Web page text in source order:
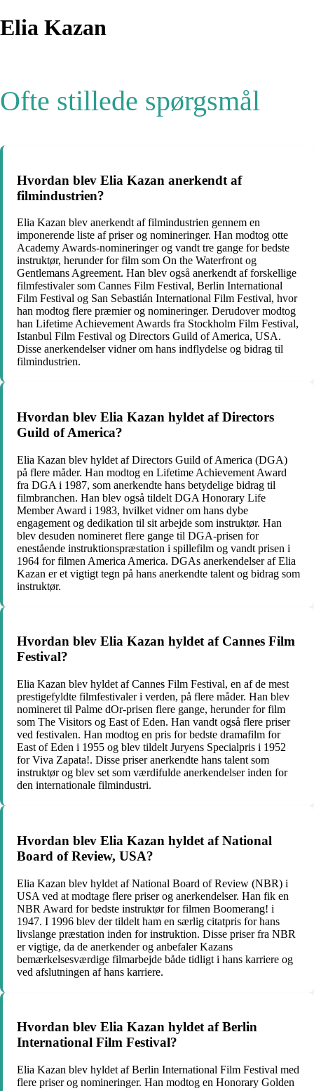
Elia Kazan
Ofte stillede spørgsmål
Hvordan blev Elia Kazan anerkendt af
filmindustrien?
Elia Kazan blev anerkendt af filmindustrien gennem en
imponerende liste af priser og nomineringer. Han modtog otte
Academy Awards-nomineringer og vandt tre gange for bedste
instruktør, herunder for film som On the Waterfront og
Gentlemans Agreement. Han blev også anerkendt af forskellige
filmfestivaler som Cannes Film Festival, Berlin International
Film Festival og San Sebastián International Film Festival, hvor
han modtog flere præmier og nomineringer. Derudover modtog
han Lifetime Achievement Awards fra Stockholm Film Festival,
Istanbul Film Festival og Directors Guild of America, USA.
Disse anerkendelser vidner om hans indflydelse og bidrag til
filmindustrien.
Hvordan blev Elia Kazan hyldet af Directors
Guild of America?
Elia Kazan blev hyldet af Directors Guild of America (DGA)
på flere måder. Han modtog en Lifetime Achievement Award
fra DGA i 1987, som anerkendte hans betydelige bidrag til
filmbranchen. Han blev også tildelt DGA Honorary Life
Member Award i 1983, hvilket vidner om hans dybe
engagement og dedikation til sit arbejde som instruktør. Han
blev desuden nomineret flere gange til DGA-prisen for
enestående instruktionspræstation i spillefilm og vandt prisen i
1964 for filmen America America. DGAs anerkendelser af Elia
Kazan er et vigtigt tegn på hans anerkendte talent og bidrag som
instruktør.
Hvordan blev Elia Kazan hyldet af Cannes Film
Festival?
Elia Kazan blev hyldet af Cannes Film Festival, en af ​​de mest
prestigefyldte filmfestivaler i verden, på flere måder. Han blev
nomineret til Palme dOr-prisen flere gange, herunder for film
som The Visitors og East of Eden. Han vandt også flere priser
ved festivalen. Han modtog en pris for bedste dramafilm for
East of Eden i 1955 og blev tildelt Juryens Specialpris i 1952
for Viva Zapata!. Disse priser anerkendte hans talent som
instruktør og blev set som værdifulde anerkendelser inden for
den internationale filmindustri.
Hvordan blev Elia Kazan hyldet af National
Board of Review, USA?
Elia Kazan blev hyldet af National Board of Review (NBR) i
USA ved at modtage flere priser og anerkendelser. Han fik en
NBR Award for bedste instruktør for filmen Boomerang! i
1947. I 1996 blev der tildelt ham en særlig citatpris for hans
livslange præstation inden for instruktion. Disse priser fra NBR
er vigtige, da de anerkender og anbefaler Kazans
bemærkelsesværdige filmarbejde både tidligt i hans karriere og
ved afslutningen af ​​hans karriere.
Hvordan blev Elia Kazan hyldet af Berlin
International Film Festival?
Elia Kazan blev hyldet af Berlin International Film Festival med
flere priser og nomineringer. Han modtog en Honorary Golden